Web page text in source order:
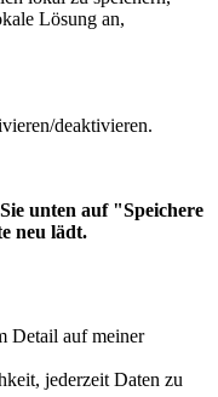
Lösung an,
deaktivieren.
unten auf "Speichere
neu lädt.
Detail auf meiner
jederzeit Daten zu